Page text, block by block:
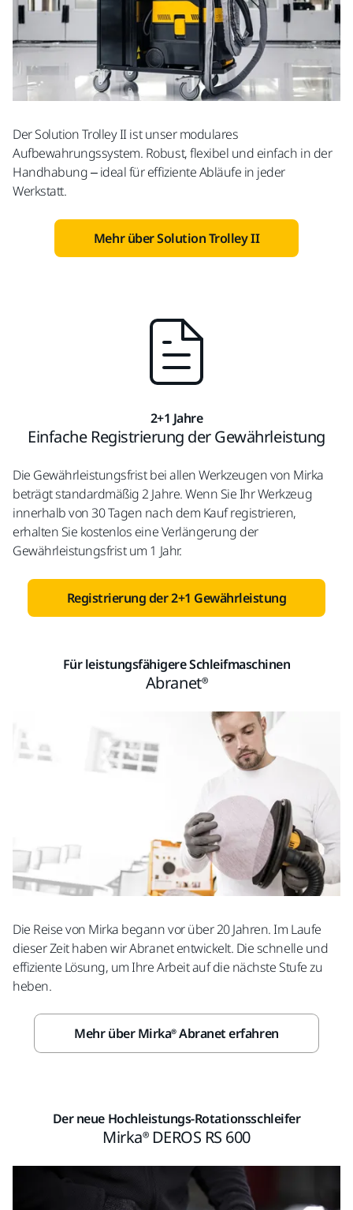
Der Solution Trolley II ist unser modulares
Aufbewahrungssystem. Robust, flexibel und einfach in der
Handhabung – ideal für effiziente Abläufe in jeder
Werkstatt.
Mehr über Solution Trolley II
2+1 Jahre
Einfache Registrierung der Gewährleistung
Die Gewährleistungsfrist bei allen Werkzeugen von Mirka
beträgt standardmäßig 2 Jahre. Wenn Sie Ihr Werkzeug
innerhalb von 30 Tagen nach dem Kauf registrieren,
erhalten Sie kostenlos eine Verlängerung der
Gewährleistungsfrist um 1 Jahr.
Registrierung der 2+1 Gewährleistung
Für leistungsfähigere Schleifmaschinen
Abranet®
Die Reise von Mirka begann vor über 20 Jahren. Im Laufe
dieser Zeit haben wir Abranet entwickelt. Die schnelle und
effiziente Lösung, um Ihre Arbeit auf die nächste Stufe zu
heben.
Mehr über Mirka® Abranet erfahren
Der neue Hochleistungs-Rotationsschleifer
Mirka® DEROS RS 600